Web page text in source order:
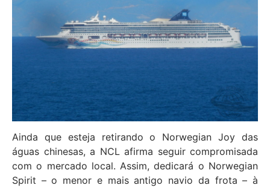
Ainda que esteja retirando o Norwegian Joy das
águas chinesas, a NCL afirma seguir compromisada
com o mercado local. Assim, dedicará o Norwegian
Spirit – o menor e mais antigo navio da frota – à